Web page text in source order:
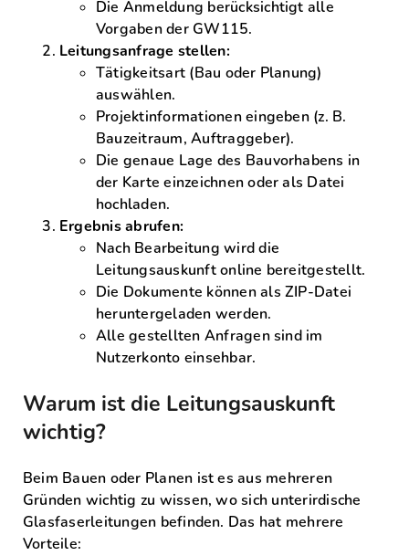
Die Anmeldung berücksichtigt alle
Vorgaben der GW115.
Leitungsanfrage stellen:
Tätigkeitsart (Bau oder Planung)
auswählen.
Projektinformationen eingeben (z. B.
Bauzeitraum, Auftraggeber).
Die genaue Lage des Bauvorhabens in
der Karte einzeichnen oder als Datei
hochladen.
Ergebnis abrufen:
Nach Bearbeitung wird die
Leitungsauskunft online bereitgestellt.
Die Dokumente können als ZIP-Datei
heruntergeladen werden.
Alle gestellten Anfragen sind im
Nutzerkonto einsehbar.
Warum ist die Leitungsauskunft
wichtig?
Beim Bauen oder Planen ist es aus mehreren
Gründen wichtig zu wissen, wo sich unterirdische
Glasfaserleitungen befinden. Das hat mehrere
Vorteile: